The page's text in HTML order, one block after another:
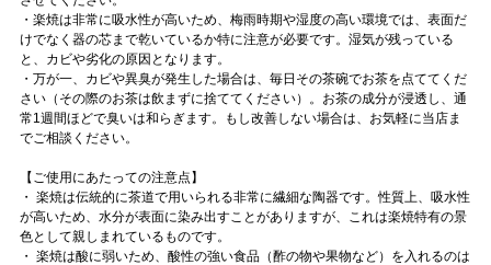
・楽焼は非常に吸水性が高いため、梅雨時期や湿度の高い環境では、表面だ
けでなく器の芯まで乾いているか特に注意が必要です。湿気が残っている
と、カビや劣化の原因となります。
・万が一、カビや異臭が発生した場合は、毎日その茶碗でお茶を点ててくだ
さい（その際のお茶は飲まずに捨ててください）。お茶の成分が浸透し、通
常1週間ほどで臭いは和らぎます。もし改善しない場合は、お気軽に当店ま
でご相談ください。
【ご使用にあたっての注意点】
・ 楽焼は伝統的に茶道で用いられる非常に繊細な陶器です。性質上、吸水性
が高いため、水分が表面に染み出すことがありますが、これは楽焼特有の景
色として親しまれているものです。
・ 楽焼は酸に弱いため、酸性の強い食品（酢の物や果物など）を入れるのは